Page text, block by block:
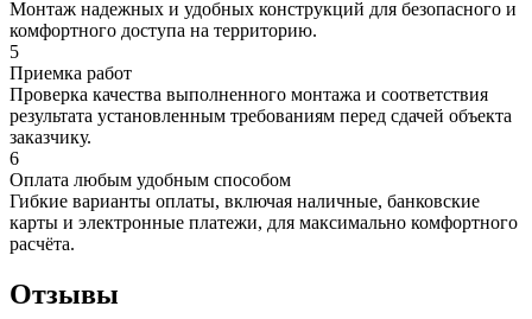
Монтаж надежных и удобных конструкций для безопасного и
комфортного доступа на территорию.
5
Приемка работ
Проверка качества выполненного монтажа и соответствия
результата установленным требованиям перед сдачей объекта
заказчику.
6
Оплата любым удобным способом
Гибкие варианты оплаты, включая наличные, банковские
карты и электронные платежи, для максимально комфортного
расчёта.
Отзывы